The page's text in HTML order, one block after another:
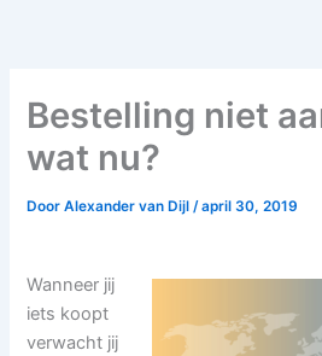
Bestelling niet
wat nu?
DoorAlexander van Dijl/april 30, 2019
Wanneer jij
iets koopt
verwacht jij